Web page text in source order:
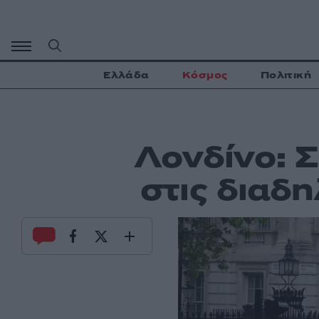
περιεχόμενο
Ελλάδα Κόσμος Πολιτική
Λονδίνο:
στις